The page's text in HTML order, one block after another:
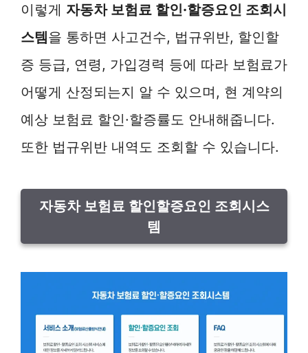
이렇게 자동차 보험료 할인·할증요인 조회시
스템을 통하면 사고건수, 법규위반, 할인할
증 등급, 연령, 가입경력 등에 따라 보험료가
어떻게 산정되는지 알 수 있으며, 현 계약의
예상 보험료 할인·할증률도 안내해줍니다.
또한 법규위반 내역도 조회할 수 있습니다.
자동차 보험료 할인할증요인 조회시스
템